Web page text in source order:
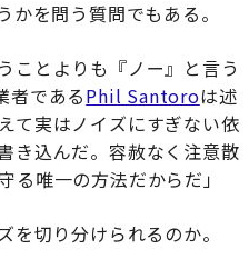
を問う質問でもある。
ことよりも『ノー』と言う
者であるPhil Santoroは述
て実はノイズにすぎない依
き込んだ。容赦なく注意散
唯一の方法だからだ」
切り分けられるのか。